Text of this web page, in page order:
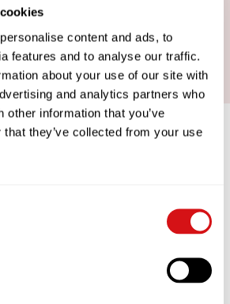
content and ads, to
features and to analyse our traffic.
about your use of our site with
and analytics partners who
other information that you’ve
they’ve collected from your use
mantenimiento: 5-7 minutos
APPROACH TO COFFEE
as we do. That’s why we’ve